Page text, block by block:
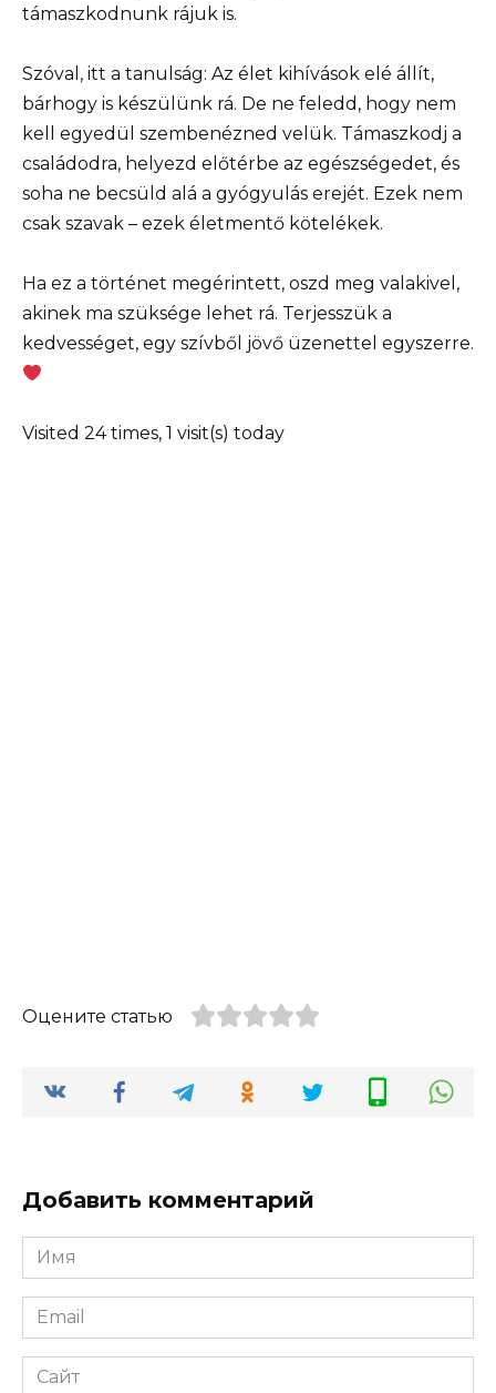
támaszkodnunk rájuk is.
Szóval, itt a tanulság: Az élet kihívások elé állít,
bárhogy is készülünk rá. De ne feledd, hogy nem
kell egyedül szembenézned velük. Támaszkodj a
családodra, helyezd előtérbe az egészségedet, és
soha ne becsüld alá a gyógyulás erejét. Ezek nem
csak szavak – ezek életmentő kötelékek.
Ha ez a történet megérintett, oszd meg valakivel,
akinek ma szüksége lehet rá. Terjesszük a
kedvességet, egy szívből jövő üzenettel egyszerre.
Visited 24 times, 1 visit(s) today
Оцените статью
Добавить комментарий
Имя
*
Email
*
Сайт